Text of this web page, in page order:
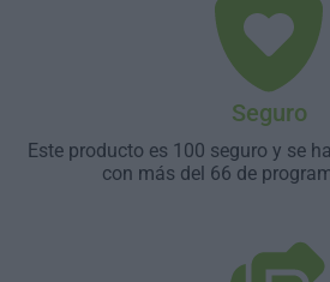
Seguro
Este producto es 100 seguro y se
con más del 66 de